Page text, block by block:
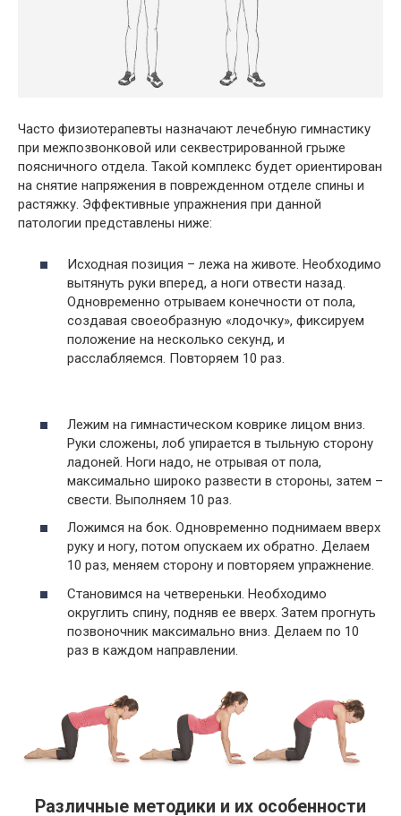
Часто физиотерапевты назначают лечебную гимнастику
при межпозвонковой или секвестрированной грыже
поясничного отдела. Такой комплекс будет ориентирован
на снятие напряжения в поврежденном отделе спины и
растяжку. Эффективные упражнения при данной
патологии представлены ниже:
Исходная позиция – лежа на животе. Необходимо
вытянуть руки вперед, а ноги отвести назад.
Одновременно отрываем конечности от пола,
создавая своеобразную «лодочку», фиксируем
положение на несколько секунд, и
расслабляемся. Повторяем 10 раз.
Лежим на гимнастическом коврике лицом вниз.
Руки сложены, лоб упирается в тыльную сторону
ладоней. Ноги надо, не отрывая от пола,
максимально широко развести в стороны, затем –
свести. Выполняем 10 раз.
Ложимся на бок. Одновременно поднимаем вверх
руку и ногу, потом опускаем их обратно. Делаем
10 раз, меняем сторону и повторяем упражнение.
Становимся на четвереньки. Необходимо
округлить спину, подняв ее вверх. Затем прогнуть
позвоночник максимально вниз. Делаем по 10
раз в каждом направлении.
Различные методики и их особенности